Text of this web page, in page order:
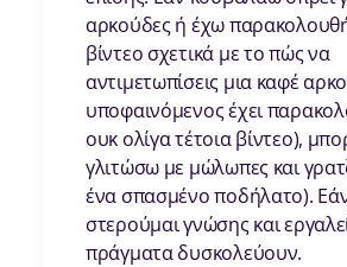
αρκούδες ή έχω
βίντεο σχετικά με το πώς να
αντιμετωπίσεις μια καφέ
υποφαινόμενος έχει
ουκ ολίγα τέτοια βίντεο),
γλιτώσω με μώλωπες και
ένα σπασμένο ποδήλατο).
στερούμαι γνώσης και
πράγματα δυσκολεύουν.